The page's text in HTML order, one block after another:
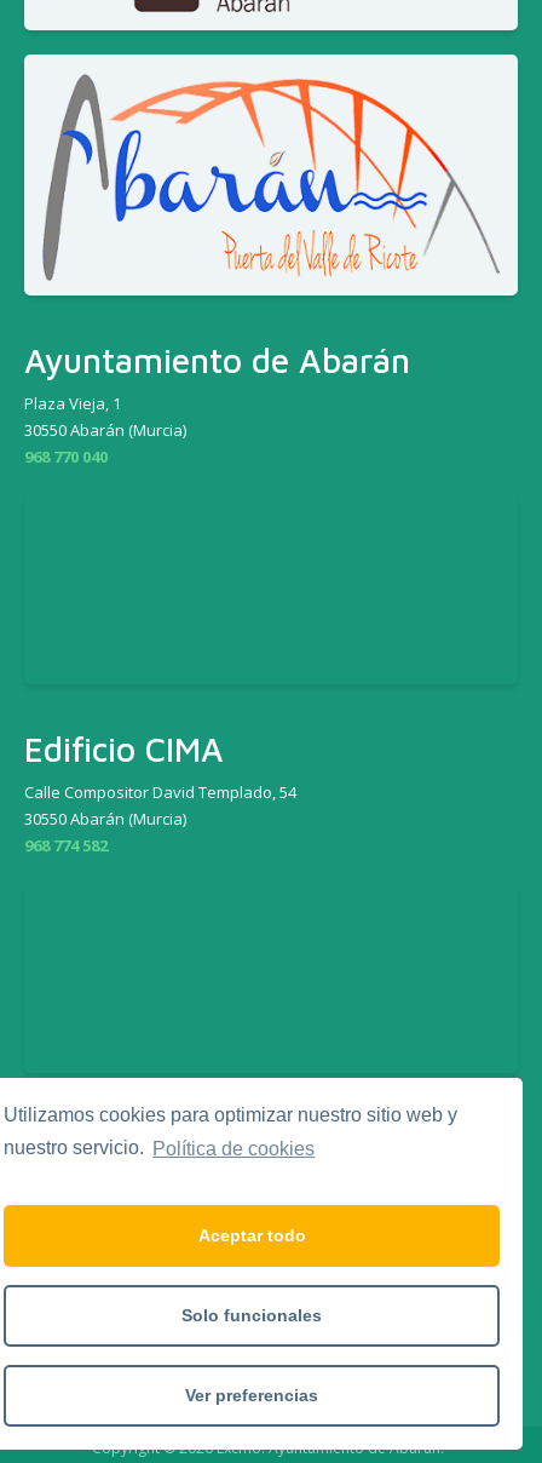
Utilizamos cookies para optimizar nuestro sitio web y
nuestro servicio. Política de cookies
Aceptar todo
Solo funcionales
Ver preferencias
Ayuntamiento de Abarán
Plaza Vieja, 1
30550 Abarán (Murcia)
968 770 040
Edificio CIMA
Calle Compositor David Templado, 54
30550 Abarán (Murcia)
968 774 582
Legal
Política de Privacidad
Social Media
Copyright © 2026 Excmo. Ayuntamiento de Abarán..